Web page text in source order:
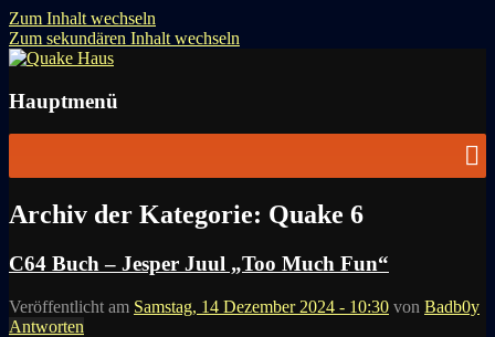
Zum Inhalt wechseln
Zum sekundären Inhalt wechseln
Quake Haus
Hauptmenü
Archiv der Kategorie: Quake 6
C64 Buch – Jesper Juul „Too Much Fun“
Veröffentlicht am Samstag, 14 Dezember 2024 - 10:30 von Badb0y
Antworten